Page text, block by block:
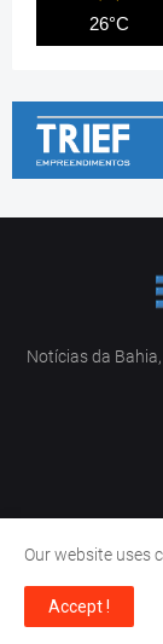
26°C
Notícias da
Our website uses
Accept !